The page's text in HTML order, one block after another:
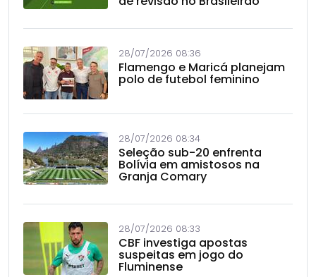
28/07/2026 08:36
Flamengo e Maricá planejam
polo de futebol feminino
28/07/2026 08:34
Seleção sub-20 enfrenta
Bolívia em amistosos na
Granja Comary
28/07/2026 08:33
CBF investiga apostas
suspeitas em jogo do
Fluminense